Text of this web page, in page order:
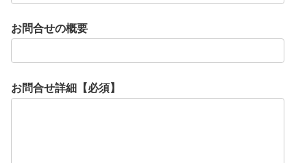
お問合せの概要
お問合せ詳細【必須】